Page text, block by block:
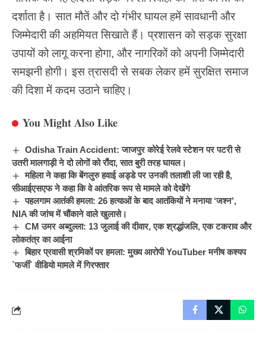
दर्शाता है। सात मौतें और दो गंभीर घायल हमें सावधानी और
जिम्मेदारी की अहमियत सिखाते हैं। प्रशासन को सड़क सुरक्षा
उपायों को लागू करना होगा, और नागरिकों को अपनी जिम्मेदारी
समझनी होगी। इस त्रासदी से सबक लेकर हमें सुरक्षित समाज
की दिशा में कदम उठाने चाहिए।
You Might Also Like
Odisha Train Accident: जाजपुर कोरेई रेलवे स्टेशन पर पटरी से
उतरी मालगाड़ी ने दो लोगों को रौंदा, सात बुरी तरह घायल।
महिला ने कहा कि बेंगलुरु हवाई अड्डे पर उनकी तलाशी ली जा रही है,
सीआईएसएफ ने कहा कि वे आंतरिक रूप से मामले को देखेंगे
पहलगाम आतंकी हमला: 26 हत्याओं के बाद आतंकियों ने मनाया ‘जश्न’,
NIA की जांच में चौंकाने वाले खुलासे।
CM उमर अब्दुल्ला: 13 जुलाई की दीवार, एक श्रद्धांजलि, एक टकराव और
लोकतंत्र का आईना
बिहार प्रवासी श्रमिकों पर हमला: मुख्य आरोपी YouTuber मनीष कश्यप
`फर्जी` वीडियो मामले में गिरफ्तार